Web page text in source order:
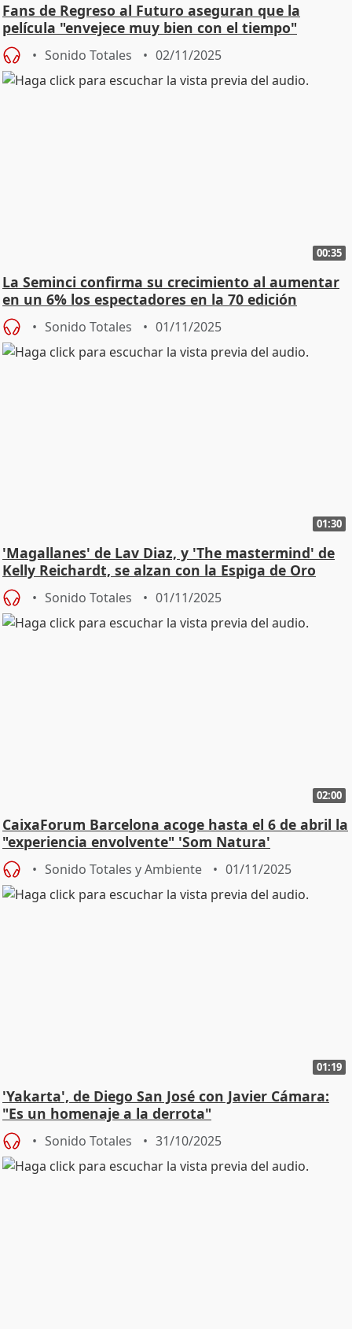
Fans de Regreso al Futuro aseguran que la
película "envejece muy bien con el tiempo"
Sonido Totales 02/11/2025
00:35
La Seminci confirma su crecimiento al aumentar
en un 6% los espectadores en la 70 edición
Sonido Totales 01/11/2025
01:30
'Magallanes' de Lav Diaz, y 'The mastermind' de
Kelly Reichardt, se alzan con la Espiga de Oro
Sonido Totales 01/11/2025
02:00
CaixaForum Barcelona acoge hasta el 6 de abril la
"experiencia envolvente" 'Som Natura'
Sonido Totales y Ambiente 01/11/2025
01:19
'Yakarta', de Diego San José con Javier Cámara:
"Es un homenaje a la derrota"
Sonido Totales 31/10/2025